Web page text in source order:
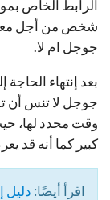
الرابط الخاص
شخص من أجل
جوجل ام لا.
بعد إنتهاء
جوجل لا تنس أن
وقت محدد لها،
كبير كما أنه قد
اقرأ أيضًا: دليل